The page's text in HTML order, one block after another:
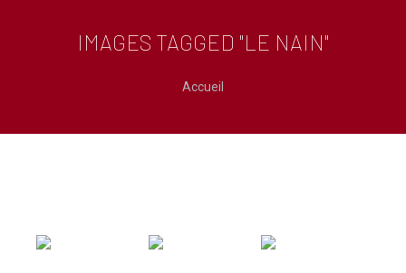
IMAGES TAGGED "LE NAIN"
Accueil